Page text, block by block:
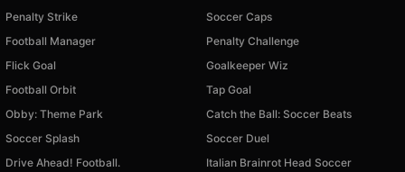
Penalty Strike
Soccer Caps
Football Manager
Penalty Challenge
Flick Goal
Goalkeeper Wiz
Football Orbit
Tap Goal
Obby: Theme Park
Catch the Ball: Soccer Beats
Soccer Splash
Soccer Duel
Drive Ahead! Football.
Italian Brainrot Head Soccer